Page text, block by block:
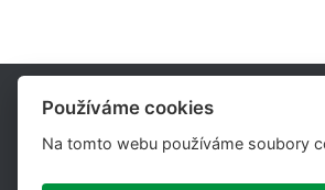
Používáme cookies
Na tomto webu používáme soubory